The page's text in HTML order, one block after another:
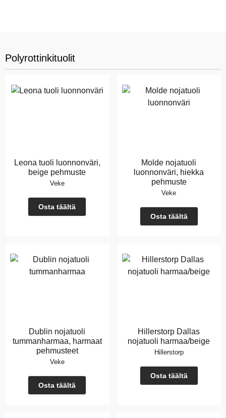
Polyrottinkituolit
Leona tuoli luonnonväri,
beige pehmuste
Veke
Osta täältä
Molde nojatuoli
luonnonväri, hiekka
pehmuste
Veke
Osta täältä
Dublin nojatuoli
tummanharmaa, harmaat
pehmusteet
Veke
Osta täältä
Hillerstorp Dallas
nojatuoli harmaa/beige
Hillerstorp
Osta täältä